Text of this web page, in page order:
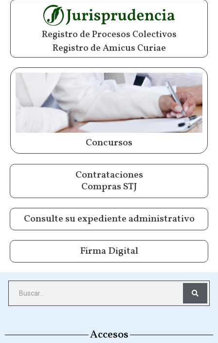
Registro de Procesos Colectivos
Registro de Amicus Curiae
Concursos
Contrataciones
Compras STJ
Consulte su expediente administrativo
Firma Digital
Accesos